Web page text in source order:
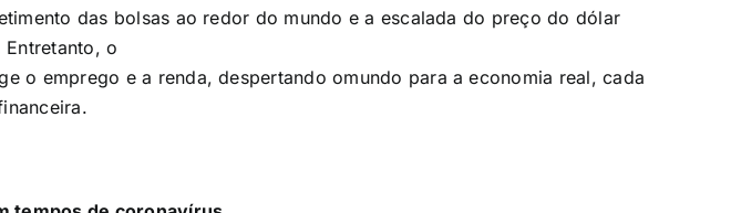
das bolsas ao redor do mundo e a escalada do preço do dólar
Entretanto, o
o emprego e a renda, despertando omundo para a economia real, cada